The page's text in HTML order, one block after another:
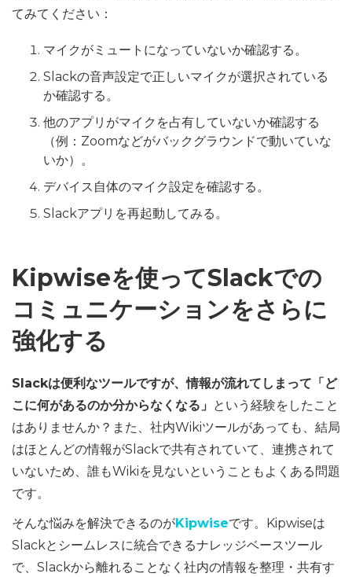
てみてください：
マイクがミュートになっていないか確認する。
Slackの音声設定で正しいマイクが選択されている
か確認する。
他のアプリがマイクを占有していないか確認する
（例：Zoomなどがバックグラウンドで動いていな
いか）。
デバイス自体のマイク設定を確認する。
Slackアプリを再起動してみる。
Kipwiseを使ってSlackでの
コミュニケーションをさらに
強化する
Slackは便利なツールですが、情報が流れてしまって「ど
こに何があるのか分からなくなる」 という経験をしたこと
はありませんか？また、社内Wikiツールがあっても、結局
はほとんどの情報がSlackで共有されていて、連携されて
いないため、誰もWikiを見ないということもよくある問題
です。
そんな悩みを解決できるのがKipwiseです。Kipwiseは
Slackとシームレスに統合できるナレッジベースツール
で、Slackから離れることなく社内の情報を整理・共有す